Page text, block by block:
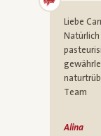
Liebe
Team
Alina